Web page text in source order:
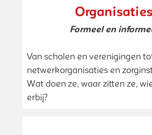
Organisaties
Formeel en
Van scholen en verenigingen
netwerkorganisaties en
Wat doen ze, waar zitten ze,
erbij?